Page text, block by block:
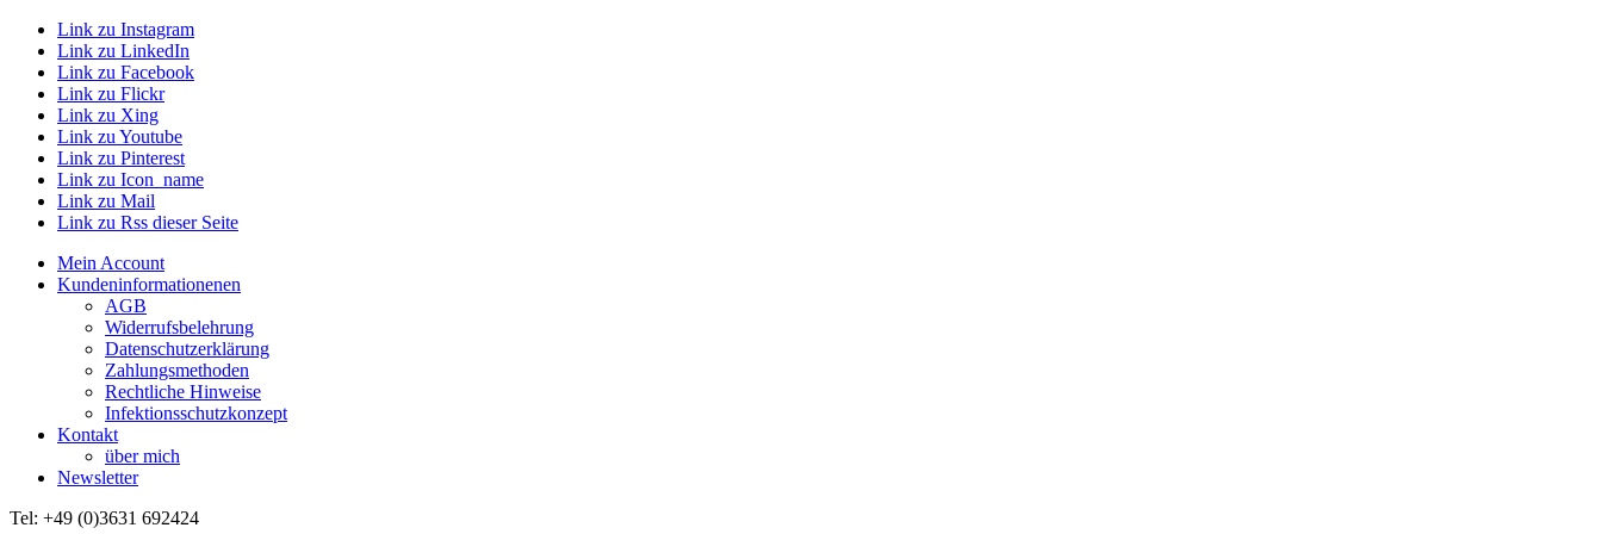
Link zu Instagram
Link zu LinkedIn
Link zu Facebook
Link zu Flickr
Link zu Xing
Link zu Youtube
Link zu Pinterest
Link zu Icon_name
Link zu Mail
Link zu Rss dieser Seite
Mein Account
Kundeninformationenen
AGB
Widerrufsbelehrung
Datenschutzerklärung
Zahlungsmethoden
Rechtliche Hinweise
Infektionsschutzkonzept
Kontakt
über mich
Newsletter
Tel: +49 (0)3631 692424